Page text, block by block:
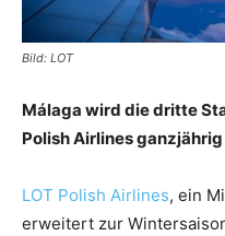
Bild: LOT
Málaga wird die dritte
Polish Airlines
LOT Polish Airlines, ein
erweitert zur